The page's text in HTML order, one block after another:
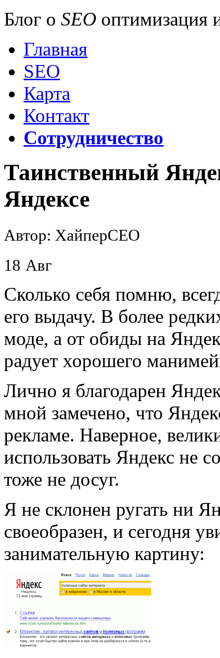
Блог о SEO оптимизация
Главная
SEO
Карта
Контакт
Сотрудничество
Таинственный
Яндексе
Автор: ХайперСЕО
18 Авг
Сколько себя помню,
его выдачу. В более
моде, а от обиды на
радует хорошего
Лично я благодарен
мной замечено, что
рекламе. Наверное,
использовать Яндекс не
тоже не досуг.
Я не склонен ругать ни
своеобразен, и сегодня
занимательную картину: